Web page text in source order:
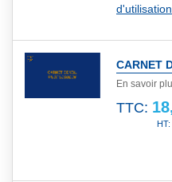
d'utilisation
CARNET
En savoir
TTC: